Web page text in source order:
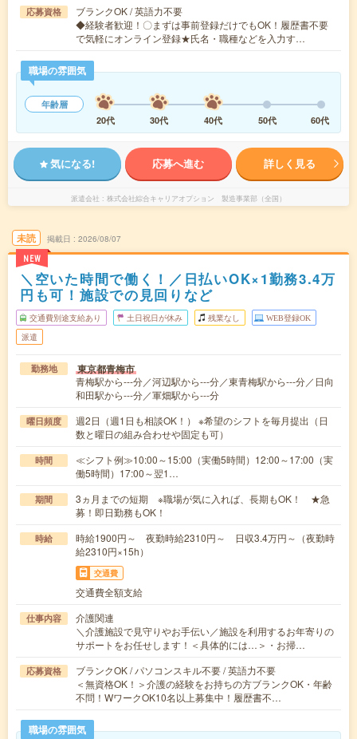
応募資格
ブランクOK / 英語力不要
◆経験者歓迎！〇まずは事前登録だけでもOK！履歴書不要
で気軽にオンライン登録★氏名・職種などを入力す…
職場の雰囲気
年齢層
20代
30代 40代 50代 60代
気になる! 応募へ進む 詳しく見る
派遣会社 株式会社綜合キャリアオプション 製造事業部（全国）
未読
NEW
掲載日 2026/08/07
＼空いた時間で働く！／日払いOK×1勤務3.4万
円も可！施設での見回りなど
交通費別途支給あり 土日祝日が休み 残業なし WEB登録OK
派遣
勤務地 東京都青梅市
青梅駅から---分／河辺駅から---分／東青梅駅から---分／日向
和田駅から---分／軍畑駅から---分
曜日頻度
週2日（週1日も相談OK！） ※希望のシフトを毎月提出（日
数と曜日の組み合わせや固定も可）
時間
≪シフト例≫10:00～15:00（実働5時間）12:00～17:00（実
働5時間）17:00～翌1…
期間
3ヵ月までの短期 ※職場が気に入れば、長期もOK！ ★急
募！即日勤務もOK！
時給
時給1900円～ 夜勤時給2310円～ 日収3.4万円～（夜勤時
給2310円×15h）
交通費
交通費全額支給
仕事内容
介護関連
＼介護施設で見守りやお手伝い／施設を利用するお年寄りの
サポートをお任せします！＜具体的には…＞・お掃…
応募資格
ブランクOK / パソコンスキル不要 / 英語力不要
＜無資格OK！＞介護の経験をお持ちの方ブランクOK・年齢
不問！WワークOK10名以上募集中！履歴書不…
職場の雰囲気